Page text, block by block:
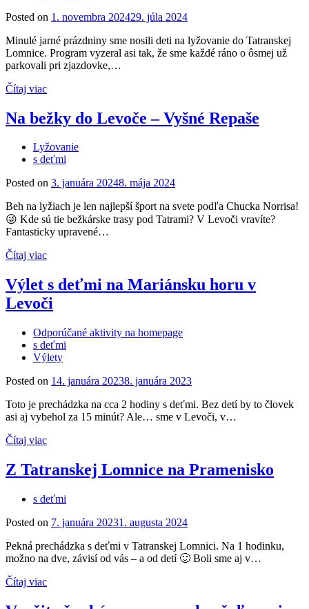
Posted on 1. novembra 202429. júla 2024
Minulé jarné prázdniny sme nosili deti na lyžovanie do Tatranskej
Lomnice. Program vyzeral asi tak, že sme každé ráno o ôsmej už
parkovali pri zjazdovke,…
Čítaj viac
Na bežky do Levoče – Vyšné Repaše
Lyžovanie
s deťmi
Posted on 3. januára 20248. mája 2024
Beh na lyžiach je len najlepší šport na svete podľa Chucka Norrisa!
😜 Kde sú tie bežkárske trasy pod Tatrami? V Levoči vravíte?
Fantasticky upravené…
Čítaj viac
Výlet s deťmi na Mariánsku horu v
Levoči
Odporúčané aktivity na homepage
s deťmi
Výlety
Posted on 14. januára 20238. januára 2023
Toto je prechádzka na cca 2 hodiny s deťmi. Bez detí by to človek
asi aj vybehol za 15 minút? Ale… sme v Levoči, v…
Čítaj viac
Z Tatranskej Lomnice na Pramenisko
s deťmi
Posted on 7. januára 20231. augusta 2024
Pekná prechádzka s deťmi v Tatranskej Lomnici. Na 1 hodinku,
možno na dve, závisí od vás – a od detí 🙂 Boli sme aj v…
Čítaj viac